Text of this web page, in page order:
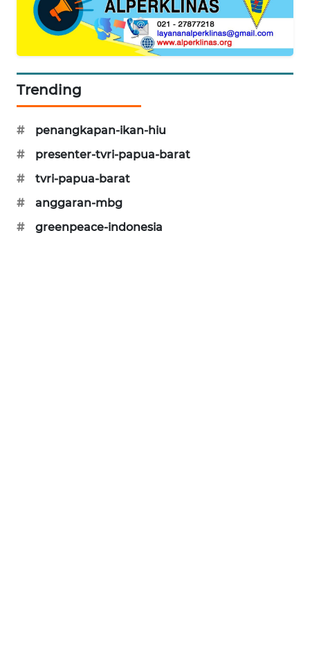
Trending
#
penangkapan-ikan-hiu
#
presenter-tvri-papua-barat
#
tvri-papua-barat
#
anggaran-mbg
#
greenpeace-indonesia
BERKAT
BERAMPU
NEWS
ANUGERAH
AKHLAK
PERAPKI